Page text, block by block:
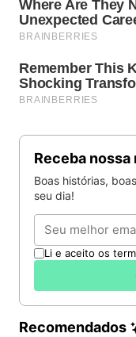
Receba
Boas histórias,
seu dia!
Email
Li e aceito os
Recomendados